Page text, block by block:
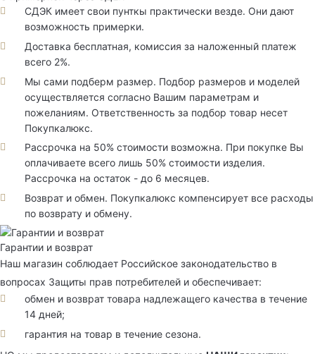
СДЭК имеет свои пунткы практически везде. Они дают
возможность примерки.
Доставка бесплатная, комиссия за наложенный платеж
всего 2%.
Мы сами подберм размер. Подбор размеров и моделей
осуществляется согласно Вашим параметрам и
пожеланиям. Ответственность за подбор товар несет
Покупкалюкс.
Рассрочка на 50% стоимости возможна. При покупке Вы
оплачиваете всего лишь 50% стоимости изделия.
Рассрочка на остаток - до 6 месяцев.
Возврат и обмен. Покупкалюкс компенсирует все расходы
по возврату и обмену.
Гарантии и возврат
Наш магазин соблюдает Российское законодательство в
вопросах Защиты прав потребителей и обеспечивает:
обмен и возврат товара надлежащего качества в течение
14 дней;
гарантия на товар в течение сезона.